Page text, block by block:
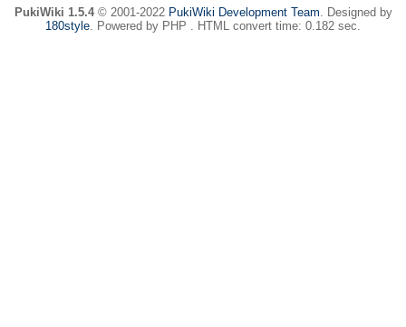
PukiWiki 1.5.4© 2001-2022 PukiWiki Development Team. Designed by
180style. Powered by PHP . HTML convert time: 0.182 sec.